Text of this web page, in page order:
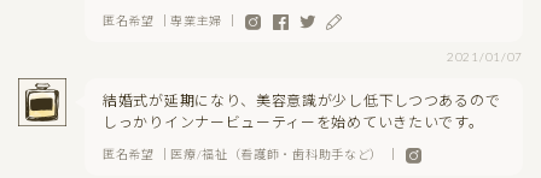
匿名希望 ｜専業主婦 ｜
2021/01/07
結婚式が延期になり、美容意識が少し低下しつつあるので
しっかりインナービューティーを始めていきたいです。
匿名希望 ｜医療/福祉（看護師・歯科助手など） ｜